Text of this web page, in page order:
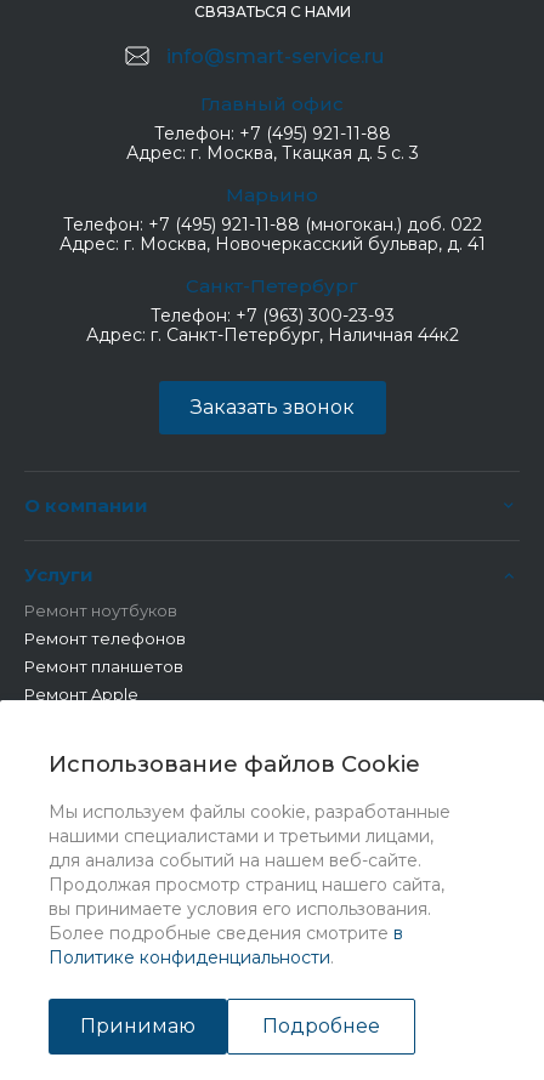
Использование файлов Cookie
Мы используем файлы cookie, разработанные
нашими специалистами и третьими лицами,
для анализа событий на нашем веб-сайте.
Продолжая просмотр страниц нашего сайта,
вы принимаете условия его использования.
Более подробные сведения смотрите в
Политике конфиденциальности.
Принимаю Подробнее
СВЯЗАТЬСЯ С НАМИ
info@smart-service.ru
Главный офис
Телефон: +7 (495) 921-11-88
Адрес: г. Москва, Ткацкая д. 5 с. 3
Марьино
Телефон: +7 (495) 921-11-88 (многокан.) доб. 022
Адрес: г. Москва, Новочеркасский бульвар, д. 41
Санкт-Петербург
Телефон: +7 (963) 300-23-93
Адрес: г. Санкт-Петербург, Наличная 44к2
Заказать звонок
О компании
Услуги
Ремонт ноутбуков
Ремонт телефонов
Ремонт планшетов
Ремонт Apple